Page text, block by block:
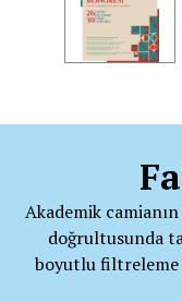
Akademik
doğrultusunda
boyutlu filtreleme